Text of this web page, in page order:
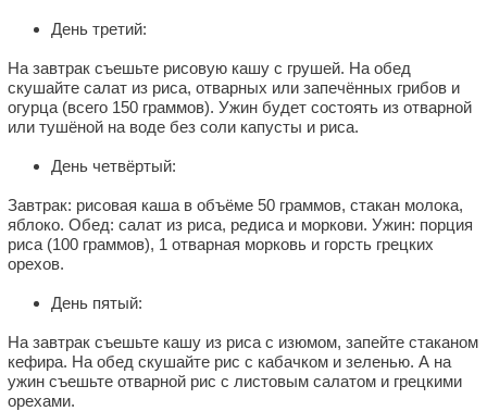
День третий:
На завтрак съешьте рисовую кашу с грушей. На обед
скушайте салат из риса, отварных или запечённых грибов и
огурца (всего 150 граммов). Ужин будет состоять из отварной
или тушёной на воде без соли капусты и риса.
День четвёртый:
Завтрак: рисовая каша в объёме 50 граммов, стакан молока,
яблоко. Обед: салат из риса, редиса и моркови. Ужин: порция
риса (100 граммов), 1 отварная морковь и горсть грецких
орехов.
День пятый:
На завтрак съешьте кашу из риса с изюмом, запейте стаканом
кефира. На обед скушайте рис с кабачком и зеленью. А на
ужин съешьте отварной рис с листовым салатом и грецкими
орехами.